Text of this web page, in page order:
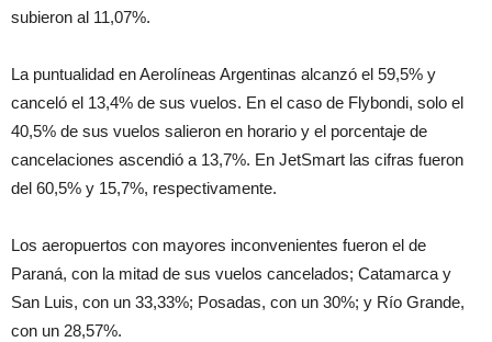
subieron al 11,07%.
La puntualidad en Aerolíneas Argentinas alcanzó el 59,5% y
canceló el 13,4% de sus vuelos. En el caso de Flybondi, solo el
40,5% de sus vuelos salieron en horario y el porcentaje de
cancelaciones ascendió a 13,7%. En JetSmart las cifras fueron
del 60,5% y 15,7%, respectivamente.
Los aeropuertos con mayores inconvenientes fueron el de
Paraná, con la mitad de sus vuelos cancelados; Catamarca y
San Luis, con un 33,33%; Posadas, con un 30%; y Río Grande,
con un 28,57%.